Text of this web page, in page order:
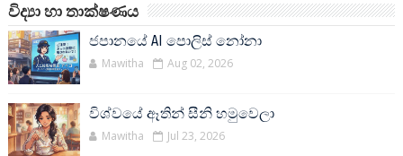
විද්‍යා හා තාක්ෂණය
ජපානයේ AI පොලිස් නෝනා
Mawitha Aug 02, 2026
විශ්වයේ ඈතින් සීනි හමුවෙලා
Mawitha Jul 23, 2026